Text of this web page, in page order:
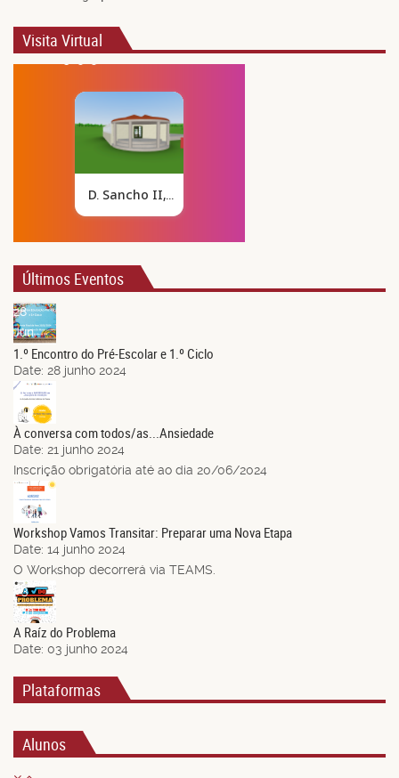
Visita Virtual
Últimos Eventos
28
Jun.
1.º Encontro do Pré-Escolar e 1.º Ciclo
Date: 28 junho 2024
21
Jun.
À conversa com todos/as...Ansiedade
Date: 21 junho 2024
Inscrição obrigatória até ao dia 20/06/2024
Jun.
Workshop Vamos Transitar: Preparar uma Nova Etapa
Date: 14 junho 2024
O Workshop decorrerá via TEAMS.
03
Jun.
A Raíz do Problema
Date: 03 junho 2024
Plataformas
Alunos